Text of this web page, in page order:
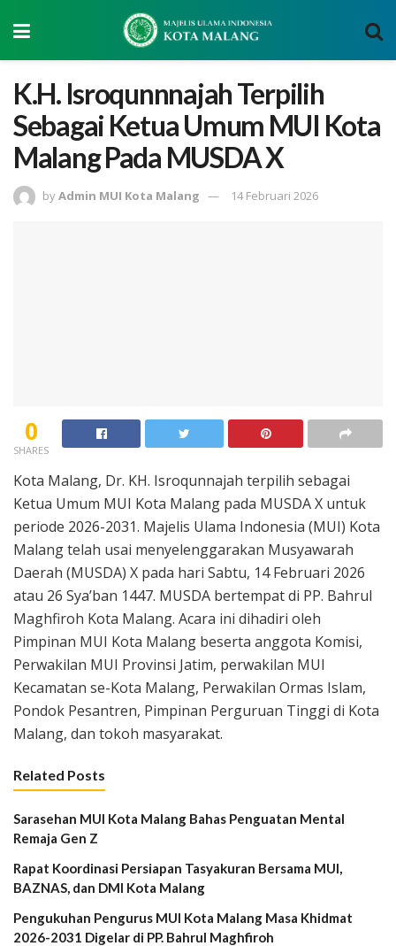
K.H. Isroqunnnajah Terpilih
Sebagai Ketua Umum MUI Kota
Malang Pada MUSDA X
byAdmin MUI Kota Malang 14 Februari 2026
0
SHARES
Kota Malang, Dr. KH. Isroqunnajah terpilih sebagai
Ketua Umum MUI Kota Malang pada MUSDA X untuk
periode 2026-2031. Majelis Ulama Indonesia (MUI) Kota
Malang telah usai menyelenggarakan Musyawarah
Daerah (MUSDA) X pada hari Sabtu, 14 Februari 2026
atau 26 Sya’ban 1447. MUSDA bertempat di PP. Bahrul
Maghfiroh Kota Malang. Acara ini dihadiri oleh
Pimpinan MUI Kota Malang beserta anggota Komisi,
Perwakilan MUI Provinsi Jatim, perwakilan MUI
Kecamatan se-Kota Malang, Perwakilan Ormas Islam,
Pondok Pesantren, Pimpinan Perguruan Tinggi di Kota
Malang, dan tokoh masyarakat.
Related Posts
Sarasehan MUI Kota Malang Bahas Penguatan Mental
Remaja Gen Z
Rapat Koordinasi Persiapan Tasyakuran Bersama MUI,
BAZNAS, dan DMI Kota Malang
Pengukuhan Pengurus MUI Kota Malang Masa Khidmat
2026-2031 Digelar di PP. Bahrul Maghfiroh